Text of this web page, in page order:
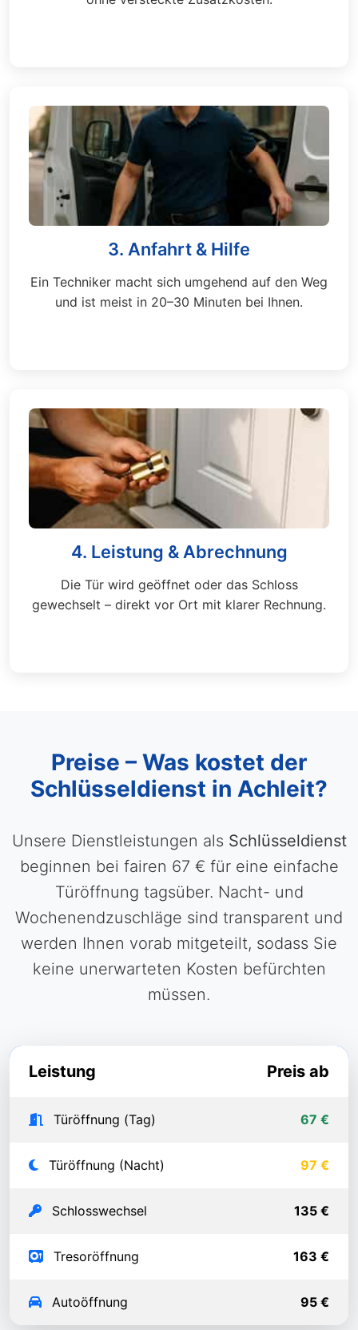
3. Anfahrt & Hilfe
Ein Techniker macht sich umgehend auf den Weg
und ist meist in 20–30 Minuten bei Ihnen.
4. Leistung & Abrechnung
Die Tür wird geöffnet oder das Schloss
gewechselt – direkt vor Ort mit klarer Rechnung.
Preise – Was kostet der
Schlüsseldienst in Achleit?
Unsere Dienstleistungen als Schlüsseldienst
beginnen bei fairen 67 € für eine einfache
Türöffnung tagsüber. Nacht- und
Wochenendzuschläge sind transparent und
werden Ihnen vorab mitgeteilt, sodass Sie
keine unerwarteten Kosten befürchten
müssen.
Leistung Preis ab
Türöffnung (Tag) 67 €
Türöffnung (Nacht) 97 €
Schlosswechsel 135 €
Tresoröffnung 163 €
Autoöffnung 95 €